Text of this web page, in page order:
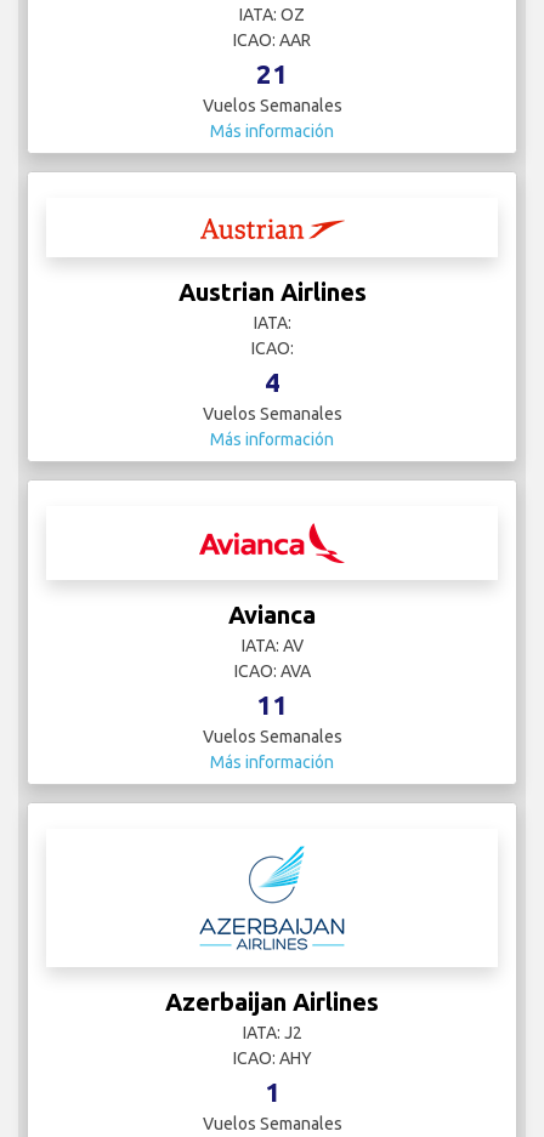
IATA: OZ
ICAO: AAR
21
Vuelos Semanales
Más información
Austrian Airlines
IATA:
ICAO:
4
Vuelos Semanales
Más información
Avianca
IATA: AV
ICAO: AVA
11
Vuelos Semanales
Más información
Azerbaijan Airlines
IATA: J2
ICAO: AHY
1
Vuelos Semanales